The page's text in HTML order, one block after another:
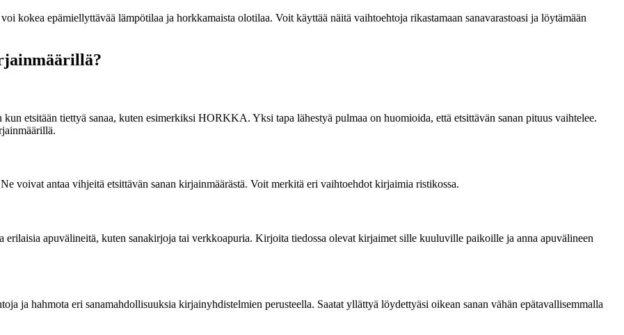
kokea epämiellyttävää lämpötilaa ja horkkamaista olotilaa. Voit käyttää näitä vaihtoehtoja rikastamaan sanavarastoasi ja löytämään
etsitään tiettyä sanaa, kuten esimerkiksi HORKKA. Yksi tapa lähestyä pulmaa on huomioida, että etsittävän sanan pituus vaihtelee.
voivat antaa vihjeitä etsittävän sanan kirjainmäärästä. Voit merkitä eri vaihtoehdot kirjaimia ristikossa.
erilaisia apuvälineitä, kuten sanakirjoja tai verkkoapuria. Kirjoita tiedossa olevat kirjaimet sille kuuluville paikoille ja anna apuvälineen
ja hahmota eri sanamahdollisuuksia kirjainyhdistelmien perusteella. Saatat yllättyä löydettyäsi oikean sanan vähän epätavallisemmalla